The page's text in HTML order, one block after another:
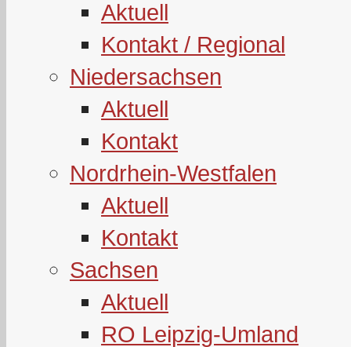
Aktuell
Kontakt / Regional
Niedersachsen
Aktuell
Kontakt
Nordrhein-Westfalen
Aktuell
Kontakt
Sachsen
Aktuell
RO Leipzig-Umland